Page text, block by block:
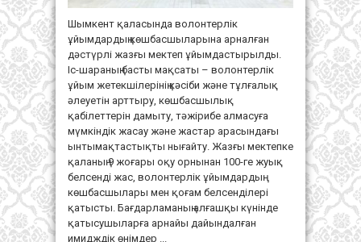
Шымкент қаласында волонтерлік
ұйымдардың көшбасшыларына арналған
дәстүрлі жазғы мектеп ұйымдастырылды.
Іс-шараның басты мақсаты – волонтерлік
ұйым жетекшілерінің кәсіби және тұлғалық
әлеуетін арттыру, көшбасшылық
қабілеттерін дамыту, тәжірибе алмасуға
мүмкіндік жасау және жастар арасындағы
ынтымақтастықты нығайту. Жазғы мектепке
қаланың 9 жоғары оқу орнынан 100-ге жуық
белсенді жас, волонтерлік ұйымдардың
көшбасшылары мен қоғам белсенділері
қатысты. Бағдарламаның алғашқы күнінде
қатысушыларға арнайы дайындалған
имидждік өнімдер ...